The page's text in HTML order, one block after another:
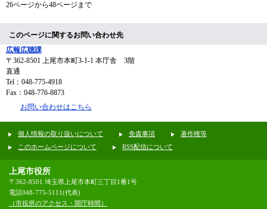
26ページから48ページまで
このページに関するお問い合わせ先
広報広聴課
〒362-8501 上尾市本町3-1-1 本庁舎 3階
直通
Tel：048-775-4918
Fax：048-776-8873
お問い合わせはこちら
個人情報の取り扱いについて 免責事項
著作権等
このホームページについて
RSS配信について
上尾市役所
〒362-8501 埼玉県上尾市本町三丁目1番1号
電話048-775-5111(代表)
（市役所のアクセス・開庁時間）